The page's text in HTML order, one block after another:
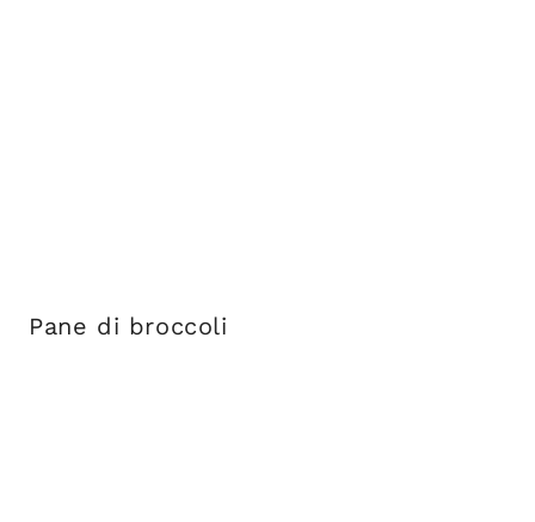
Pane di broccoli